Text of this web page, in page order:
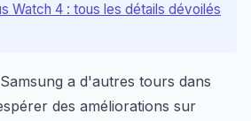
Watch 4 : tous les détails dévoilés
a d'autres tours dans
des améliorations sur